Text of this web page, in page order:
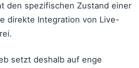
den spezifischen Zustand einer
direkte Integration von Live-
setzt deshalb auf enge